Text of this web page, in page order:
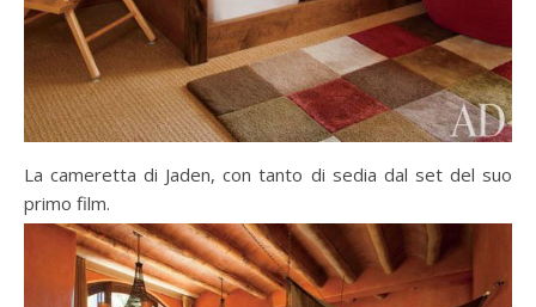
La cameretta di Jaden, con tanto di sedia dal set del suo
primo film.